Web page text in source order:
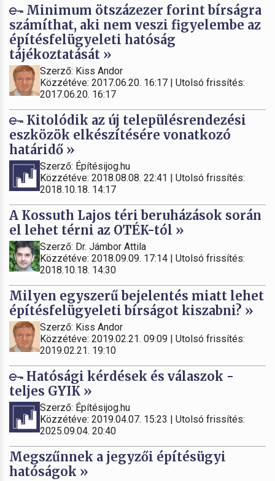
Minimum ötszázezer forint bírságra
számíthat, aki nem veszi figyelembe az
építésfelügyeleti hatóság
tájékoztatását »
Szerző: Kiss Andor
Közzétéve: 2017.06.20. 16:17 | Utolsó frissítés:
2017.06.20. 16:17
Kitolódik az új településrendezési
eszközök elkészítésére vonatkozó
határidő »
Szerző: Építésijog.hu
Közzétéve: 2018.08.08. 22:41 | Utolsó frissítés:
2018.10.18. 14:17
A Kossuth Lajos téri beruházások során
el lehet térni az OTÉK-tól »
Szerző: Dr. Jámbor Attila
Közzétéve: 2018.09.09. 17:14 | Utolsó frissítés:
2018.10.18. 14:30
Milyen egyszerű bejelentés miatt lehet
építésfelügyeleti bírságot kiszabni? »
Szerző: Kiss Andor
Közzétéve: 2019.02.21. 09:09 | Utolsó frissítés:
2019.02.21. 19:10
Hatósági kérdések és válaszok -
teljes GYIK »
Szerző: Építésijog.hu
Közzétéve: 2019.04.07. 15:23 | Utolsó frissítés:
2025.09.04. 20:40
Megszűnnek a jegyzői építésügyi
hatóságok »